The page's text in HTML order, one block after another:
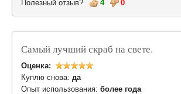
Полезный отзыв? 4 0
Самый лучший скраб на свете.
Оценка:
Куплю снова: да
Опыт использования: более года